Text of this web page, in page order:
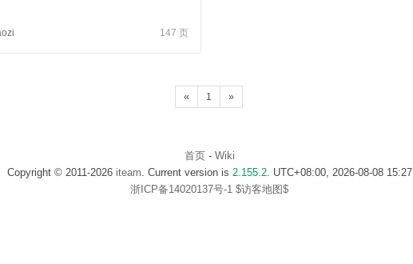
147 页
« 1 »
首页- Wiki
Copyright © 2011-2026 iteam . Current version is 2.155.2. UTC+08:00, 2026-08-08 15:27
浙ICP备14020137号-1 $访客地图$